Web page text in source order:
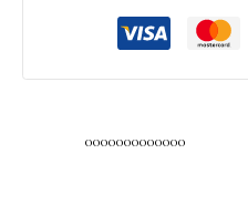
0000000000000